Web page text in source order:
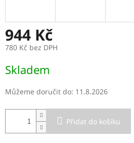
944 Kč
780 Kč bez DPH
cena:
Skladem
Můžeme doručit do: 11.8.2026
Přidat do košíku